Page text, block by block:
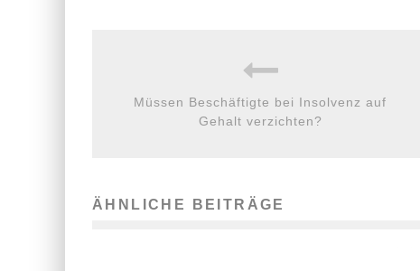
Müssen Beschäftigte bei Insolvenz auf
Gehalt verzichten?
ÄHNLICHE BEITRÄGE